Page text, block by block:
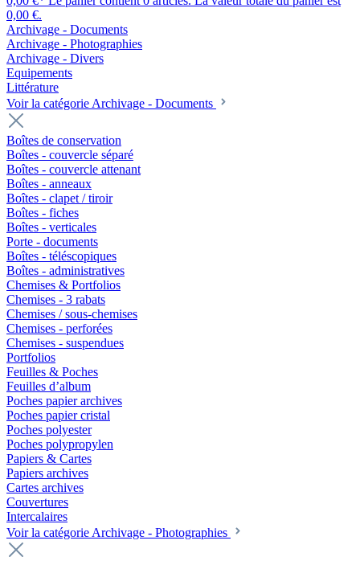
0,00 €.
Archivage - Documents
Archivage - Photographies
Archivage - Divers
Equipements
Littérature
Voir la catégorie Archivage - Documents
Boîtes de conservation
Boîtes - couvercle séparé
Boîtes - couvercle attenant
Boîtes - anneaux
Boîtes - clapet / tiroir
Boîtes - fiches
Boîtes - verticales
Porte - documents
Boîtes - téléscopiques
Boîtes - administratives
Chemises & Portfolios
Chemises - 3 rabats
Chemises / sous-chemises
Chemises - perforées
Chemises - suspendues
Portfolios
Feuilles & Poches
Feuilles d’album
Poches papier archives
Poches papier cristal
Poches polyester
Poches polypropylen
Papiers & Cartes
Papiers archives
Cartes archives
Couvertures
Intercalaires
Voir la catégorie Archivage - Photographies